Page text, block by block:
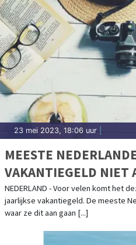
23 mei 2023, 18:06 uur
MEESTE
VAKANTIEGELD NIET
NEDERLAND - Voor velen komt het
jaarlijkse vakantiegeld. De meeste
waar ze dit aan gaan [...]